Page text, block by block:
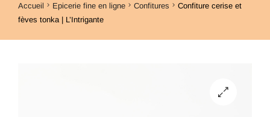
Accueil Epicerie fine en ligne Confitures
Confiture cerise et
fèves tonka | L’Intrigante